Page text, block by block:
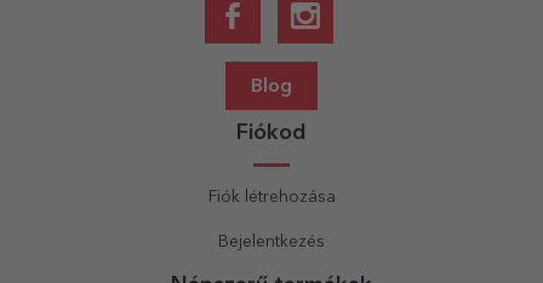
Blog
Fiókod
Fiók létrehozása
Bejelentkezés